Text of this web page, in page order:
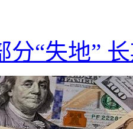
分“失地”